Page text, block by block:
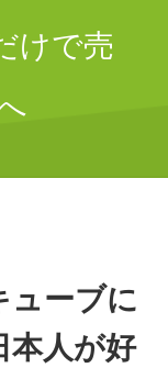
けで売
ューブに
本人が好